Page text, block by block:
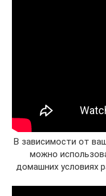
В зависимости от
можно
домашних условиях